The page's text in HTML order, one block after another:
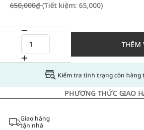
650,000₫(Tiết kiệm: 65,000)
THÊM
Kiểm tra tình trạng còn hàng
PHƯƠNG THỨC GIAO
Giao hàng
tận nhà